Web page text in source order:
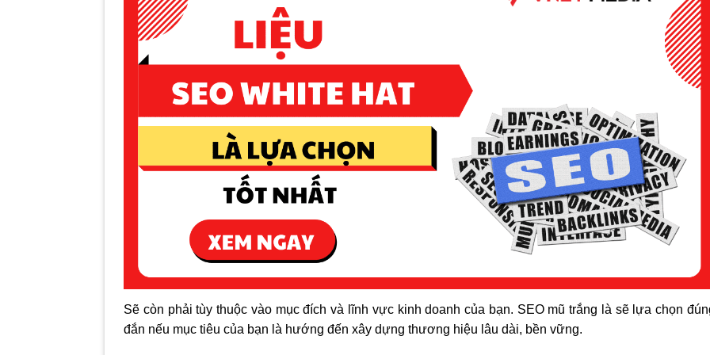
Sẽ còn phải tùy thuộc vào mục đích và lĩnh vực kinh doanh của bạn. SEO mũ trắng là sẽ lựa chọn
đắn nếu mục tiêu của bạn là hướng đến xây dựng thương hiệu lâu dài, bền vững.